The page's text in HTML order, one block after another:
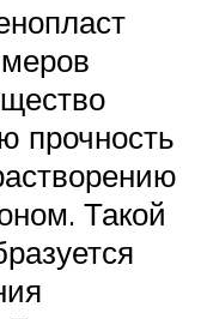
прочность
Такой